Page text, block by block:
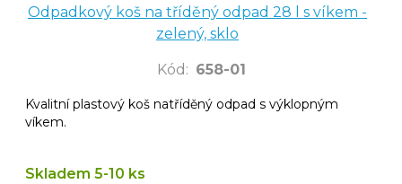
Odpadkový koš na tříděný odpad 28 l s víkem -
zelený, sklo
Kód : 658-01
Kvalitní plastový koš natříděný odpad s výklopným
víkem.
Skladem 5-10 ks